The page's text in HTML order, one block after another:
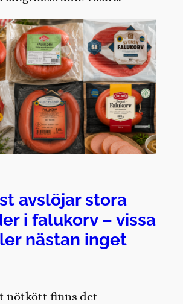
avslöjar stora
i falukorv – vissa
nästan inget
nötkött finns det